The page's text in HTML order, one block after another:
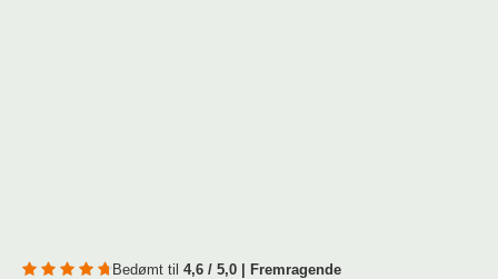
Bedømt til 4,6 / 5,0 | Fremragende